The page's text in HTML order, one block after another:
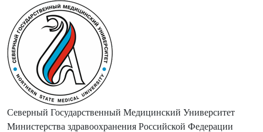
Северный Государственный Медицинский Университет
Министерства здравоохранения Российской Федерации